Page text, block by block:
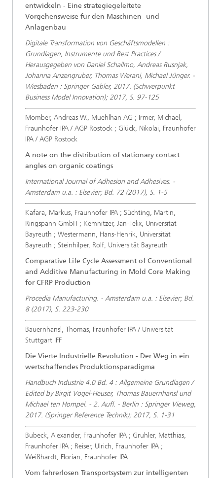
entwickeln - Eine strategiegeleitete
Vorgehensweise für den Maschinen- und
Anlagenbau
Digitale Transformation von Geschäftsmodellen :
Grundlagen, Instrumente und Best Practices /
Herausgegeben von Daniel Schallmo, Andreas Rusnjak,
Johanna Anzengruber, Thomas Werani, Michael Jünger. -
Wiesbaden : Springer Gabler, 2017. (Schwerpunkt
Business Model Innovation); 2017, S. 97-125
Momber, Andreas W., Muehlhan AG ; Irmer, Michael,
Fraunhofer IPA / AGP Rostock ; Glück, Nikolai, Fraunhofer
IPA / AGP Rostock
A note on the distribution of stationary contact
angles on organic coatings
International Journal of Adhesion and Adhesives. -
Amsterdam u.a. : Elsevier; Bd. 72 (2017), S. 1-5
Kafara, Markus, Fraunhofer IPA ; Süchting, Martin,
Ringspann GmbH ; Kemnitzer, Jan-Felix, Universität
Bayreuth ; Westermann, Hans-Henrik, Universität
Bayreuth ; Steinhilper, Rolf, Universität Bayreuth
Comparative Life Cycle Assessment of Conventional
and Additive Manufacturing in Mold Core Making
for CFRP Production
Procedia Manufacturing. - Amsterdam u.a. : Elsevier; Bd.
8 (2017), S. 223-230
Bauernhansl, Thomas, Fraunhofer IPA / Universität
Stuttgart IFF
Die Vierte Industrielle Revolution - Der Weg in ein
wertschaffendes Produktionsparadigma
Handbuch Industrie 4.0 Bd. 4 : Allgemeine Grundlagen /
Edited by Birgit Vogel-Heuser, Thomas Bauernhansl und
Michael ten Hompel. - 2. Aufl. - Berlin : Springer Vieweg,
2017. (Springer Reference Technik); 2017, S. 1-31
Bubeck, Alexander, Fraunhofer IPA ; Gruhler, Matthias,
Fraunhofer IPA ; Reiser, Ulrich, Fraunhofer IPA ;
Weißhardt, Florian, Fraunhofer IPA
Vom fahrerlosen Transportsystem zur intelligenten